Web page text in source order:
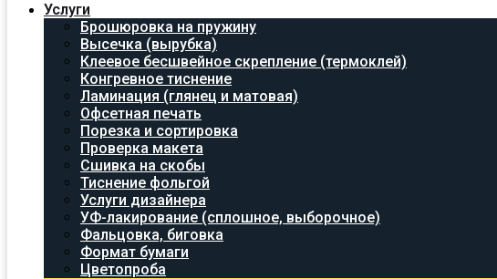
Услуги
Брошюровка на пружину
Высечка (вырубка)
Клеевое бесшвейное скрепление (термоклей)
Конгревное тиснение
Ламинация (глянец и матовая)
Офсетная печать
Порезка и сортировка
Проверка макета
Сшивка на скобы
Тиснение фольгой
Услуги дизайнера
УФ-лакирование (сплошное, выборочное)
Фальцовка, биговка
Формат бумаги
Цветопроба